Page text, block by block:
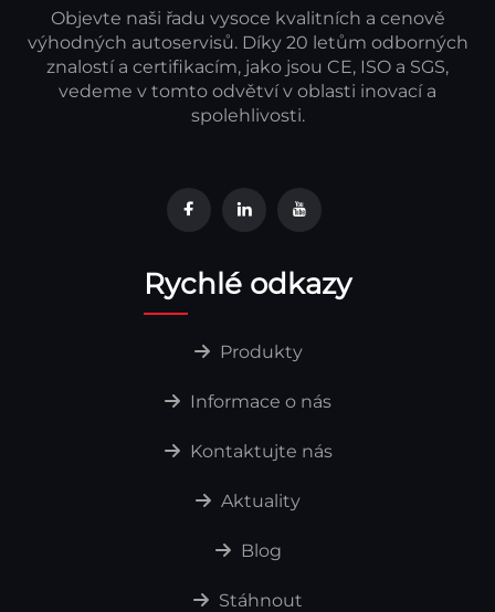
Objevte naši řadu vysoce kvalitních a cenově
výhodných autoservisů. Díky 20 letům odborných
znalostí a certifikacím, jako jsou CE, ISO a SGS,
vedeme v tomto odvětví v oblasti inovací a
spolehlivosti.
Rychlé odkazy
Produkty
Informace o nás
Kontaktujte nás
Aktuality
Blog
Stáhnout